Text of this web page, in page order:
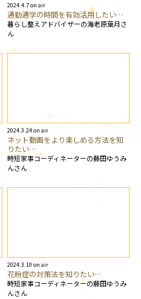
2024.4.7 on air
通勤通学の時間を有効活用したい…
暮らし整えアドバイザーの海老原葉月さ
ん
2024.3.24 on air
ネット動画をより楽しめる方法を知
りたい…
時短家事コーディネーターの藤田ゆうみ
んさん
2024.3.10 on air
花粉症の対策法を知りたい…
時短家事コーディネーターの藤田ゆうみ
んさん